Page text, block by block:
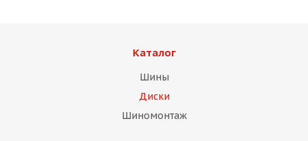
Каталог
Шины
Диски
Шиномонтаж